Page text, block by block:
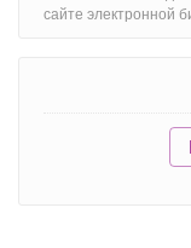
сайте электронной